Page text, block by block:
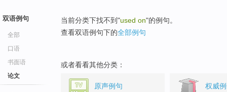
双语例句
全部
口语
书面语
论文
当前分类下找不到"used on"的例句。
查看双语例句下的全部例句
或者看看其他分类：
原声例句 权威